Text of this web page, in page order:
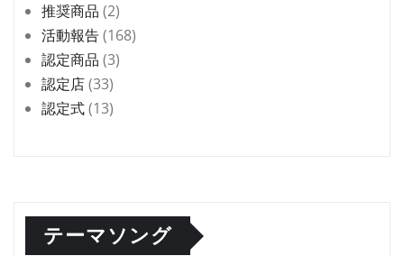
推奨商品 (2)
活動報告(168)
認定商品 (3)
認定店(33)
認定式(13)
テーマソング